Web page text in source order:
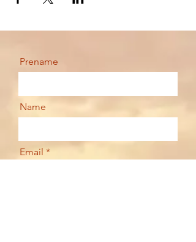
Prename
Name
Email